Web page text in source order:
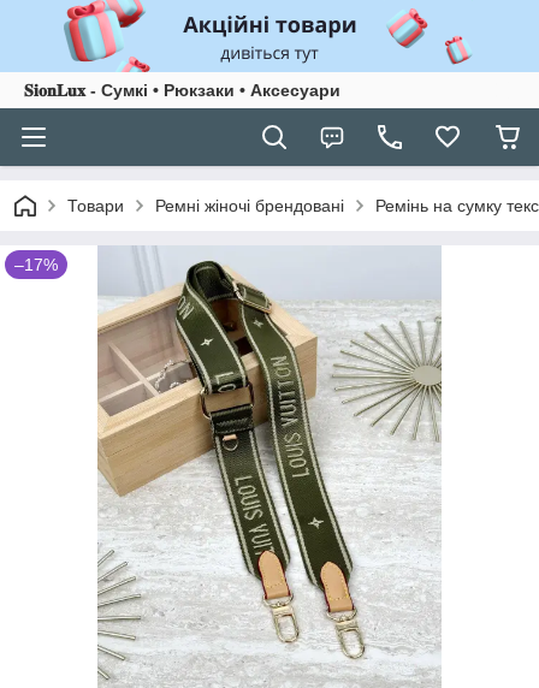
𝐒𝐢𝐨𝐧𝐋𝐮𝐱 - Сумкі • Рюкзаки • Аксесуари
Товари Ремні жіночі брендовані Ремінь на сумку
–17%